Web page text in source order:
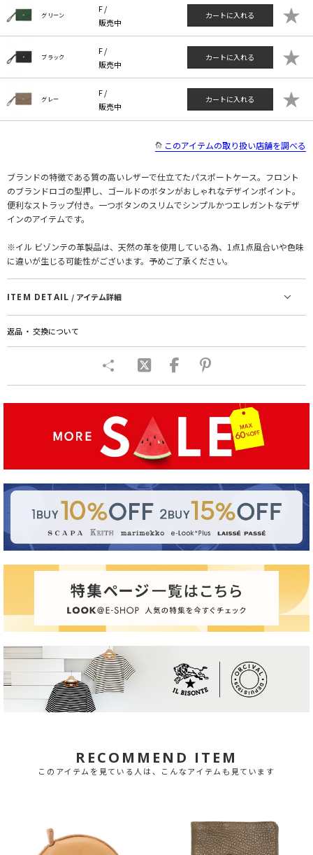
グリーン
F /
販売中
カートに入れる ★
ブラック
F /
販売中
カートに入れる ★
グレー
F /
販売中
カートに入れる ★
このアイテムの取り扱い店舗を調べる
ブランドの特徴である質の高いレザーで仕立てたパスポートケース。フロント
のブランドロゴの型押し、ゴールドのボタンがおしゃれなデザインポイント。
便利なストラップ付き。一つボタンのスリムでシンプルかつエレガントなデザ
インのアイテムです。
※イル ビゾンテの革製品は、天然の革を使用している為、1点1点風合いや色味
に違いが生じる可能性がございます。予めご了承ください。
ITEM DETAIL / アイテム詳細
返品 ・ 交換について
RECOMMEND ITEM
このアイテムを見ている人は、こんなアイテムも見ています